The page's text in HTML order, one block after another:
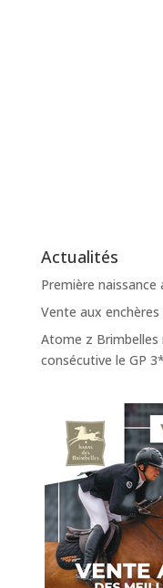
Actualités
Première naissance
Vente aux
Atome z Brimbelles
consécutive le GP